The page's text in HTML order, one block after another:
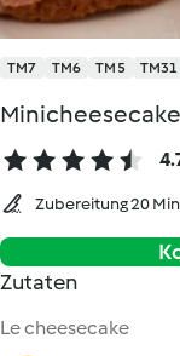
TM7 TM6 TM5 TM31
Zubereitung 20 Min
Zutaten
Le cheesecake